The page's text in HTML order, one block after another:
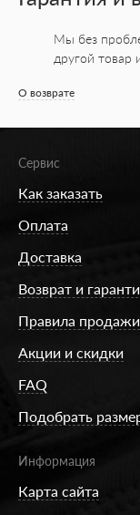
Мы без
другой товар
О возврате
Сервис
Как заказать
Оплата
Доставка
Возврат и
Правила продажи
Акции и скидки
FAQ
Подобрать
Информация
Карта сайта